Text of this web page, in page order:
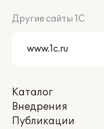
Другие сайты 1С
Каталог
Внедрения
Публикации